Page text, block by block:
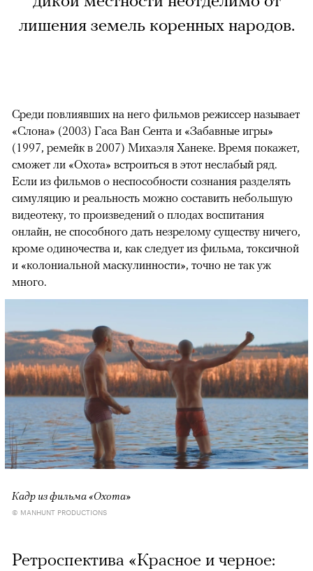
лишения земель коренных народов.
Среди повлиявших на него фильмов режиссер называет
«Слона» (2003) Гаса Ван Сента и «Забавные игры»
(1997, ремейк в 2007) Михаэля Ханеке. Время покажет,
сможет ли «Охота» встроиться в этот неслабый ряд.
Если из фильмов о неспособности сознания разделять
симуляцию и реальность можно составить небольшую
видеотеку, то произведений о плодах воспитания
онлайн, не способного дать незрелому существу ничего,
кроме одиночества и, как следует из фильма, токсичной
и «колониальной маскулинности», точно не так уж
много.
Кадр из фильма «Охота»
© MANHUNT PRODUCTIONS
Ретроспектива «Красное и черное: